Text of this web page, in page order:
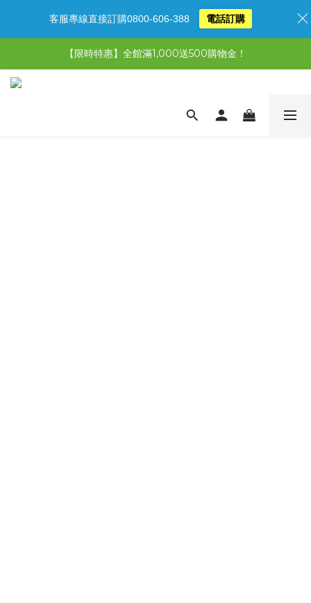
【限時特惠】全館滿1,000送500購物金！
【限時特惠】全館滿1,000送500購物金！
【首購免運再送500購物金】馬上加入會員
客服專線直接訂購0800-606-388 電話訂購